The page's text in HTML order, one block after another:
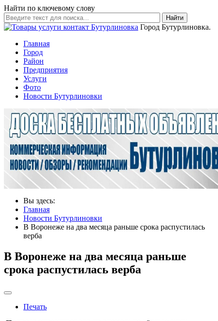
Найти по ключевому слову
Найти
Город Бутурлиновка.
Главная
Город
Район
Предприятия
Услуги
Фото
Новости Бутурлиновки
Вы здесь:
Главная
Новости Бутурлиновки
В Воронеже на два месяца раньше срока распустилась
верба
В Воронеже на два месяца раньше
срока распустилась верба
Печать